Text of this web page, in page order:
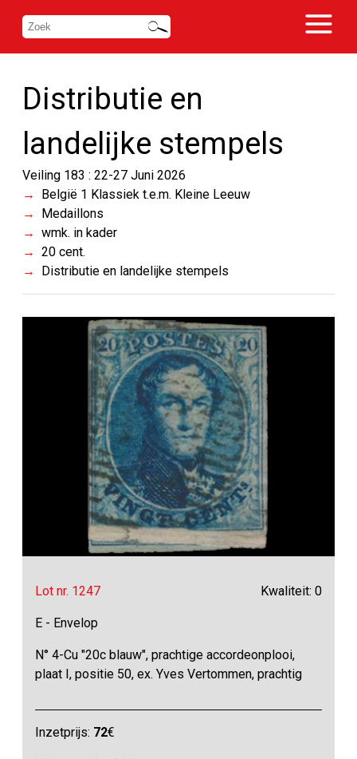
Distributie en
landelijke stempels
Veiling 183 : 22-27 Juni 2026
België 1 Klassiek t.e.m. Kleine Leeuw
Medaillons
wmk. in kader
20 cent.
Distributie en landelijke stempels
Lot nr. 1247 Kwaliteit: 0
E - Envelop
N° 4-Cu "20c blauw", prachtige accordeonplooi,
plaat I, positie 50, ex. Yves Vertommen, prachtig
Inzetprijs: 72€